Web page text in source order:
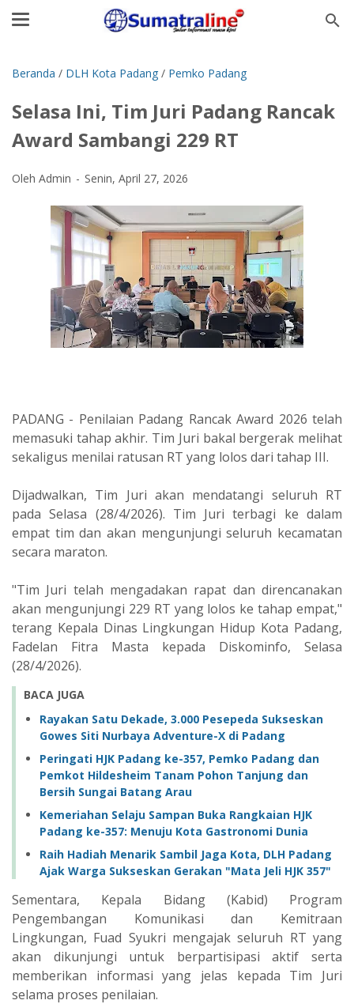
Beranda / DLH Kota Padang / Pemko Padang
Selasa Ini, Tim Juri Padang Rancak
Award Sambangi 229 RT
Oleh Admin Senin, April 27, 2026
PADANG - Penilaian Padang Rancak Award 2026 telah
memasuki tahap akhir. Tim Juri bakal bergerak melihat
sekaligus menilai ratusan RT yang lolos dari tahap III.
Dijadwalkan, Tim Juri akan mendatangi seluruh RT
pada Selasa (28/4/2026). Tim Juri terbagi ke dalam
empat tim dan akan mengunjungi seluruh kecamatan
secara maraton.
"Tim Juri telah mengadakan rapat dan direncanakan
akan mengunjungi 229 RT yang lolos ke tahap empat,"
terang Kepala Dinas Lingkungan Hidup Kota Padang,
Fadelan Fitra Masta kepada Diskominfo, Selasa
(28/4/2026).
BACA JUGA
Rayakan Satu Dekade, 3.000 Pesepeda Sukseskan
Gowes Siti Nurbaya Adventure-X di Padang
Peringati HJK Padang ke-357, Pemko Padang dan
Pemkot Hildesheim Tanam Pohon Tanjung dan
Bersih Sungai Batang Arau
Kemeriahan Selaju Sampan Buka Rangkaian HJK
Padang ke-357: Menuju Kota Gastronomi Dunia
Raih Hadiah Menarik Sambil Jaga Kota, DLH Padang
Ajak Warga Sukseskan Gerakan "Mata Jeli HJK 357"
Sementara, Kepala Bidang (Kabid) Program
Pengembangan Komunikasi dan Kemitraan
Lingkungan, Fuad Syukri mengajak seluruh RT yang
akan dikunjungi untuk berpartisipasi aktif serta
memberikan informasi yang jelas kepada Tim Juri
selama proses penilaian.